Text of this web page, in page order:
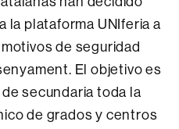
la plataforma UNIferia a
de seguridad
El objetivo es
secundaria toda la
de grados y centros